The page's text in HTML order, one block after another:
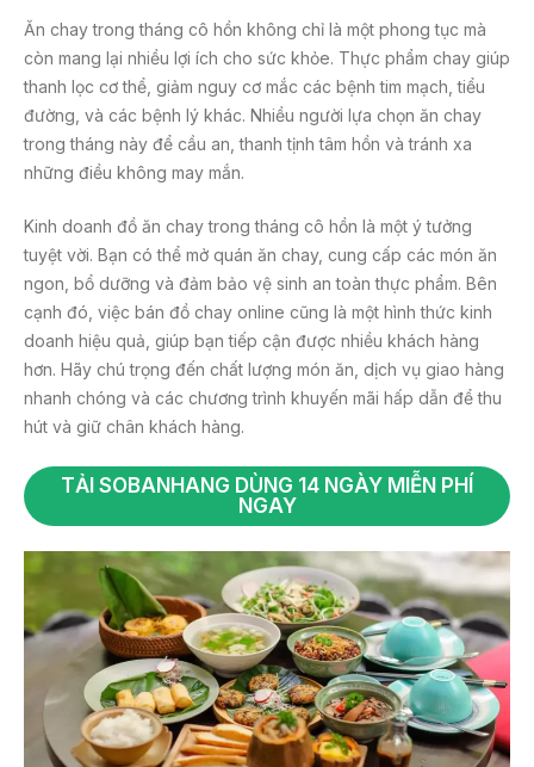
Ăn chay trong tháng cô hồn không chỉ là một phong tục mà
còn mang lại nhiều lợi ích cho sức khỏe. Thực phẩm chay giúp
thanh lọc cơ thể, giảm nguy cơ mắc các bệnh tim mạch, tiểu
đường, và các bệnh lý khác. Nhiều người lựa chọn ăn chay
trong tháng này để cầu an, thanh tịnh tâm hồn và tránh xa
những điều không may mắn.
Kinh doanh đồ ăn chay trong tháng cô hồn là một ý tưởng
tuyệt vời. Bạn có thể mở quán ăn chay, cung cấp các món ăn
ngon, bổ dưỡng và đảm bảo vệ sinh an toàn thực phẩm. Bên
cạnh đó, việc bán đồ chay online cũng là một hình thức kinh
doanh hiệu quả, giúp bạn tiếp cận được nhiều khách hàng
hơn. Hãy chú trọng đến chất lượng món ăn, dịch vụ giao hàng
nhanh chóng và các chương trình khuyến mãi hấp dẫn để thu
hút và giữ chân khách hàng.
TẢI SOBANHANG DÙNG 14 NGÀY MIỄN PHÍ
NGAY